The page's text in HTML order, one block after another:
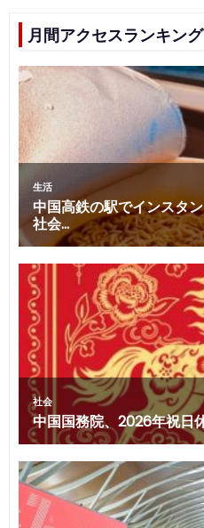
月間アクセスランキング